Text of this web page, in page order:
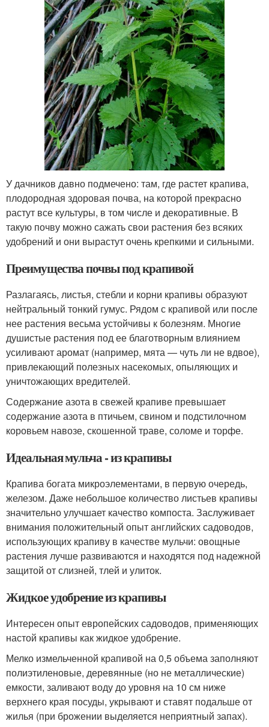
У дачников давно подмечено: там, где растет крапива,
плодородная здоровая почва, на которой прекрасно
растут все культуры, в том числе и декоративные. В
такую почву можно сажать свои растения без всяких
удобрений и они вырастут очень крепкими и сильными.
Преимущества почвы под крапивой
Разлагаясь, листья, стебли и корни крапивы образуют
нейтральный тонкий гумус. Рядом с крапивой или после
нее растения весьма устойчивы к болезням. Многие
душистые растения под ее благотворным влиянием
усиливают аромат (например, мята — чуть ли не вдвое),
привлекающий полезных насекомых, опыляющих и
уничтожающих вредителей.
Содержание азота в свежей крапиве превышает
содержание азота в птичьем, свином и подстилочном
коровьем навозе, скошенной траве, соломе и торфе.
Идеальная мульча - из крапивы
Крапива богата микроэлементами, в первую очередь,
железом. Даже небольшое количество листьев крапивы
значительно улучшает качество компоста. Заслуживает
внимания положительный опыт английских садоводов,
использующих крапиву в качестве мульчи: овощные
растения лучше развиваются и находятся под надежной
защитой от слизней, тлей и улиток.
Жидкое удобрение из крапивы
Интересен опыт европейских садоводов, применяющих
настой крапивы как жидкое удобрение.
Мелко измельченной крапивой на 0,5 объема заполняют
полиэтиленовые, деревянные (но не металлические)
емкости, заливают воду до уровня на 10 см ниже
верхнего края посуды, укрывают и ставят подальше от
жилья (при брожении выделяется неприятный запах).